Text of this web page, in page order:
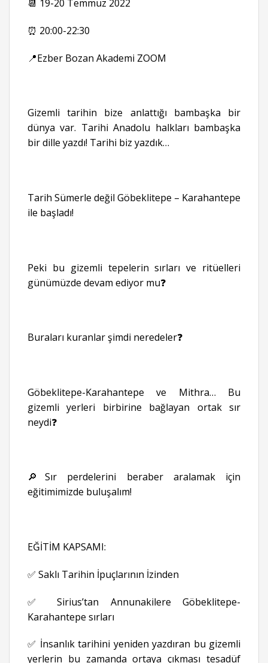
📆 19-20 Temmuz 2022
⏰ 20:00-22:30
📍Ezber Bozan Akademi ZOOM
Gizemli tarihin bize anlattığı bambaşka bir
dünya var. Tarihi Anadolu halkları bambaşka
bir dille yazdı! Tarihi biz yazdık…
Tarih Sümerle değil Göbeklitepe – Karahantepe
ile başladı!
Peki bu gizemli tepelerin sırları ve ritüelleri
günümüzde devam ediyor mu❓
Buraları kuranlar şimdi neredeler❓
Göbeklitepe-Karahantepe ve Mithra… Bu
gizemli yerleri birbirine bağlayan ortak sır
neydi❓
🔎Sır perdelerini beraber aralamak için
eğitimimizde buluşalım!
EĞİTİM KAPSAMI:
✅ Saklı Tarihin İpuçlarının İzinden
✅ Sirius’tan Annunakilere Göbeklitepe-
Karahantepe sırları
✅ İnsanlık tarihini yeniden yazdıran bu gizemli
yerlerin bu zamanda ortaya çıkması tesadüf